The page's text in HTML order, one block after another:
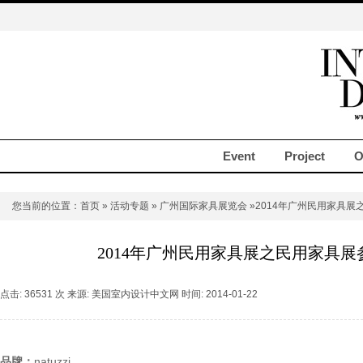
Event Project
您当前的位置： 首页 » 活动专题 » 广州国际家具展览会 »2014年广州民用家具展
2014年广州民用家具展之民用家具展
点击: 36531 次 来源: 美国室内设计中文网 时间: 2014-01-22